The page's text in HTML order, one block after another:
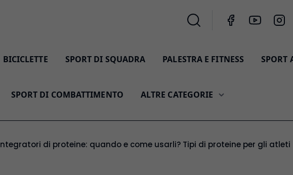
BICICLETTE SPORT DI SQUADRA PALESTRA E FITNESS SPORT
SPORT DI COMBATTIMENTO ALTRE CATEGORIE
Integratori di proteine: quando e come usarli? Tipi di proteine per gli atleti